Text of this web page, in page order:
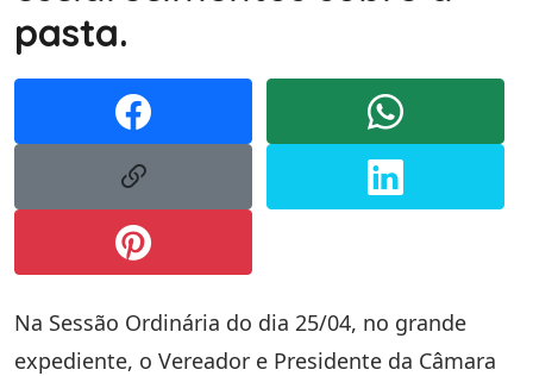
pasta.
Na Sessão Ordinária do dia 25/04, no grande
expediente, o Vereador e Presidente da Câmara